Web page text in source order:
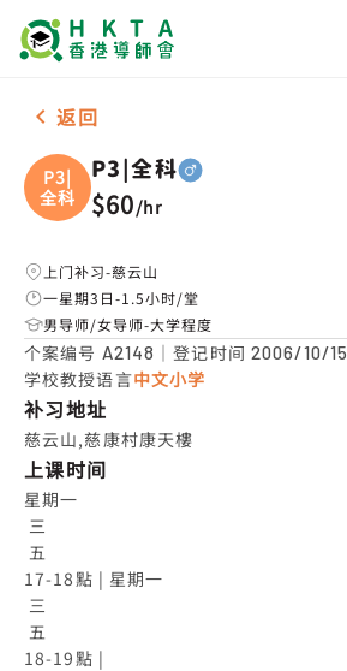
男-1名 P3|全科，慈云山 补习推介
返回
P3|
全科
P3|全科
$60/hr
上门补习-慈云山
一星期3日-1.5小时/堂
男导师/女导师-大学程度
个案编号 A2148 ｜登记时间 2006/10/15
学校教授语言中文小学
补习地址
慈云山,慈康村康天樓
上课时间
星期一
五
17-18點 | 星期一
五
18-19點 |